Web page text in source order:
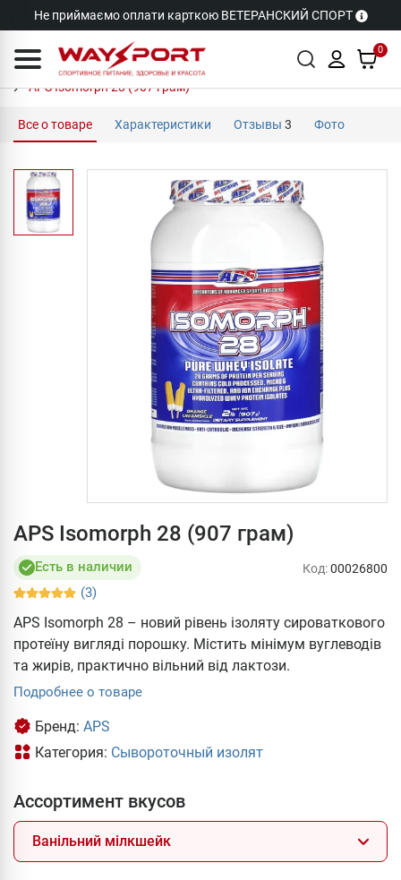
Не приймаємо оплати карткою ВЕТЕРАНСКИЙ СПОРТ
0
APS Isomorph 28 (907 грам)
Все о товаре Характеристики Отзывы 3 Фото
APS Isomorph 28 (907 грам)
Есть в наличии
(3)
Код:00026800
APS Isomorph 28 – новий рівень ізоляту сироваткового
протеїну вигляді порошку. Містить мінімум вуглеводів
та жирів, практично вільний від лактози.
Подробнее о товаре
Бренд: APS
Категория: Сывороточный изолят
Ассортимент вкусов
Ванільний мілкшейк